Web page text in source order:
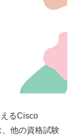
るCisco
他の資格試験